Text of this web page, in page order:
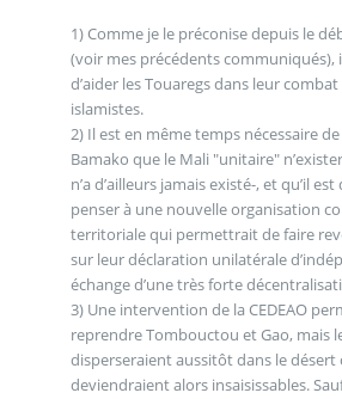
1) Comme je le préconise depuis le
(voir mes précédents communiqués),
d’aider les Touaregs dans leur
islamistes.
2) Il est en même temps nécessaire
Bamako que le Mali "unitaire"
n’a d’ailleurs jamais existé-, et qu’il
penser à une nouvelle organisation
territoriale qui permettrait de faire
sur leur déclaration unilatérale
échange d’une très forte
3) Une intervention de la CEDEAO
reprendre Tombouctou et Gao, mais
disperseraient aussitôt dans le désert
deviendraient alors insaisissables.